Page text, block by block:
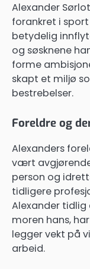
Alexander
forankret i
betydelig
og søsknene
forme
skapt et miljø
bestrebelser.
Foreldre og
Alexanders
vært
person og
tidligere
Alexander tidlig
moren hans,
legger vekt på
arbeid.